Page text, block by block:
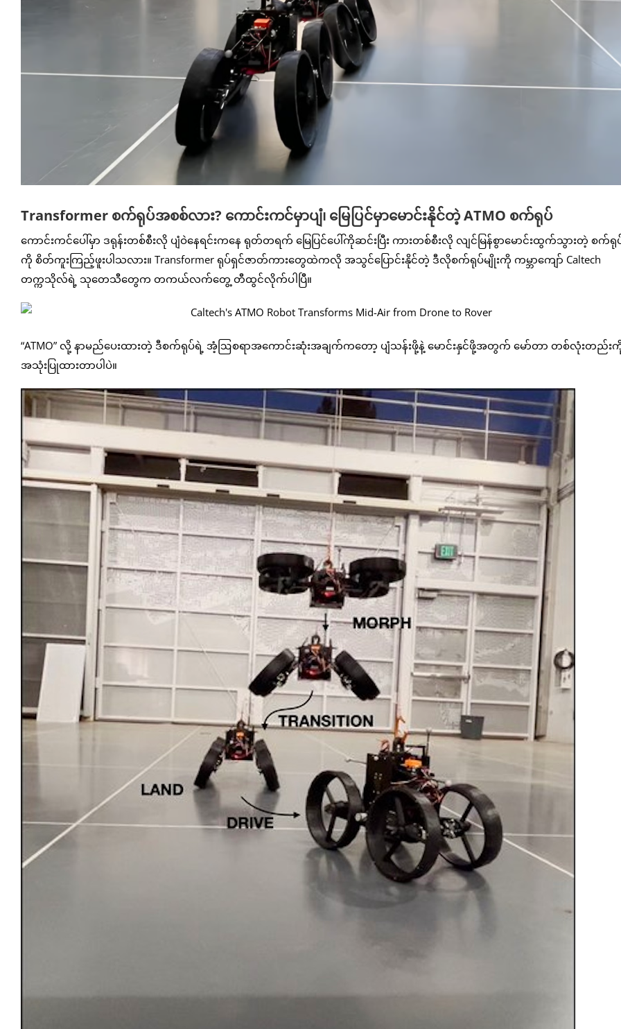
Transformer စက်ရုပ်အစစ်လား? ကောင်းကင်မှာပျံ၊ မြေပြင်မှာမောင်းနိုင်တဲ့ ATMO စက်ရုပ်
ကောင်းကင်ပေါ်မှာ ဒရုန်းတစ်စီးလို ပျံဝဲနေရင်းကနေ ရုတ်တရက် မြေပြင်ပေါ်ကိုဆင်းပြီး ကားတစ်စီးလို လျင်မြန်စွာမောင်းထွက်သွားတဲ့ စက်ရု
ကို စိတ်ကူးကြည့်ဖူးပါသလား။ Transformer ရုပ်ရှင်ဇာတ်ကားတွေထဲကလို အသွင်ပြောင်းနိုင်တဲ့ ဒီလိုစက်ရုပ်မျိုးကို ကမ္ဘာကျော် Caltech
တက္ကသိုလ်ရဲ့ သုတေသီတွေက တကယ်လက်တွေ့ တီထွင်လိုက်ပါပြီ။
“ATMO” လို့ နာမည်ပေးထားတဲ့ ဒီစက်ရုပ်ရဲ့ အံ့ဩစရာအကောင်းဆုံးအချက်ကတော့ ပျံသန်းဖို့နဲ့ မောင်းနှင်ဖို့အတွက် မော်တာ တစ်လုံးတည်း
အသုံးပြုထားတာပါပဲ။